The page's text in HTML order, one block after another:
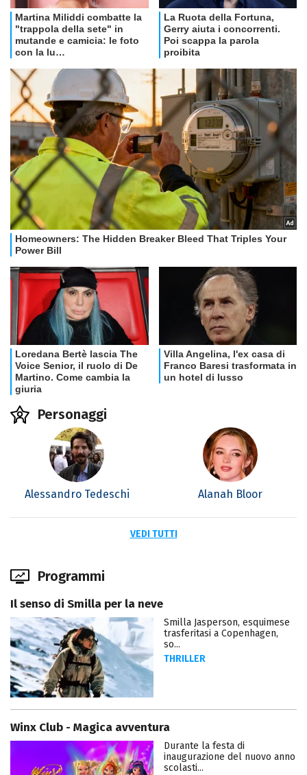
Personaggi
Alessandro Tedeschi Alanah Bloor
VEDI TUTTI
Programmi
Il senso di Smilla per la neve
Smilla Jasperson, esquimese
trasferitasi a Copenhagen,
so...
THRILLER
Winx Club - Magica avventura
Durante la festa di
inaugurazione del nuovo anno
scolasti...